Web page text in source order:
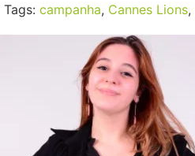
Tags: campanha, Cannes Lions,